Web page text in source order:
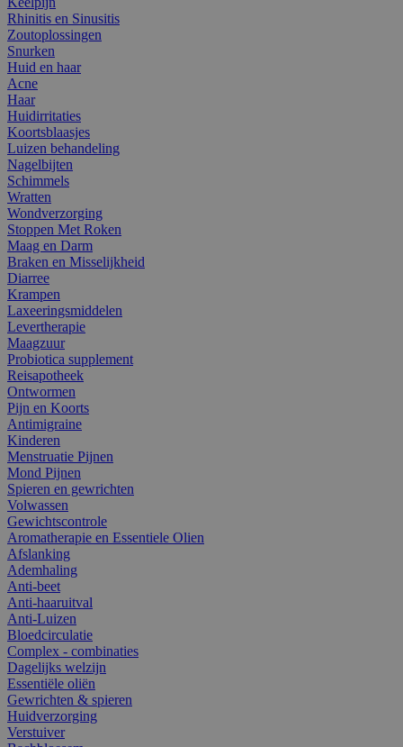
Rhinitis en Sinusitis
Zoutoplossingen
Snurken
Huid en haar
Acne
Haar
Huidirritaties
Koortsblaasjes
Luizen behandeling
Nagelbijten
Schimmels
Wratten
Wondverzorging
Stoppen Met Roken
Maag en Darm
Braken en Misselijkheid
Diarree
Krampen
Laxeeringsmiddelen
Levertherapie
Maagzuur
Probiotica supplement
Reisapotheek
Ontwormen
Pijn en Koorts
Antimigraine
Kinderen
Menstruatie Pijnen
Mond Pijnen
Spieren en gewrichten
Volwassen
Gewichtscontrole
Aromatherapie en Essentiele Olien
Afslanking
Ademhaling
Anti-beet
Anti-haaruitval
Anti-Luizen
Bloedcirculatie
Complex - combinaties
Dagelijks welzijn
Essentiële oliën
Gewrichten & spieren
Huidverzorging
Verstuiver